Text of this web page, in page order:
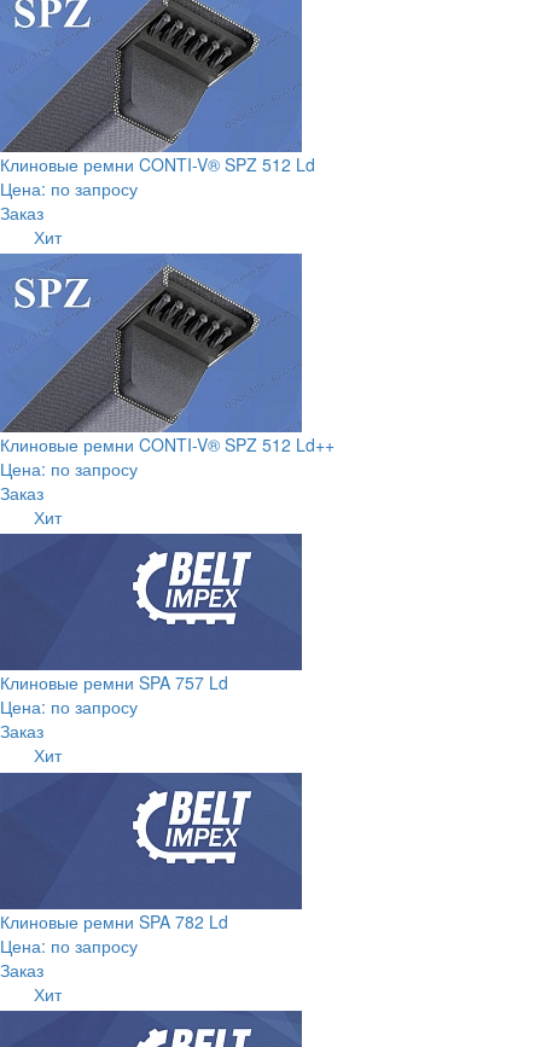
Клиновые ремни CONTI-V® SPZ 512 Ld
Цена: по запросу
Заказ
Хит
Клиновые ремни CONTI-V® SPZ 512 Ld++
Цена: по запросу
Заказ
Хит
Клиновые ремни SPA 757 Ld
Цена: по запросу
Заказ
Хит
Клиновые ремни SPA 782 Ld
Цена: по запросу
Заказ
Хит